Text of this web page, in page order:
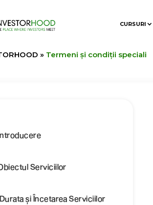
CURSURI
» Termeni și condiții speciali
Serviciilor
și Încetarea Serviciilor